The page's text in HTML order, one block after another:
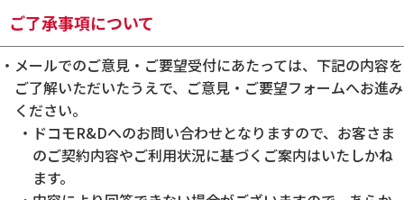
ご了承事項について
メールでのご意見・ご要望受付にあたっては、下記の内容を
ご了解いただいたうえで、ご意見・ご要望フォームへお進み
ください。
ドコモR&Dへのお問い合わせとなりますので、お客さま
のご契約内容やご利用状況に基づくご案内はいたしかね
ます。